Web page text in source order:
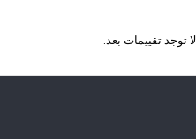
لا توجد تقييمات بعد.